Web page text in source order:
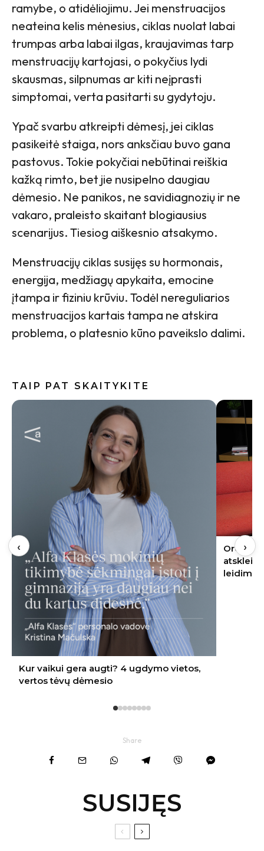
ramybe, o atidėliojimu. Jei menstruacijos
neateina kelis mėnesius, ciklas nuolat labai
trumpas arba labai ilgas, kraujavimas tarp
menstruacijų kartojasi, o pokyčius lydi
skausmas, silpnumas ar kiti neįprasti
simptomai, verta pasitarti su gydytoju.
Ypač svarbu atkreipti dėmesį, jei ciklas
pasikeitė staiga, nors anksčiau buvo gana
pastovus. Tokie pokyčiai nebūtinai reiškia
kažką rimto, bet jie nusipelno daugiau
dėmesio. Ne panikos, ne savidiagnozių ir ne
vakaro, praleisto skaitant blogiausius
scenarijus. Tiesiog aiškesnio atsakymo.
Menstruacijų ciklas susijęs su hormonais,
energija, medžiagų apykaita, emocine
įtampa ir fiziniu krūviu. Todėl nereguliarios
menstruacijos kartais tampa ne atskira
problema, o platesnio kūno paveikslo dalimi.
TAIP PAT SKAITYKITE
Oro kondicionierius bute: ekspertas
atskleidė, kur jį įrengti – nereikės nei
leidimo, nei kaimynų sutikimo
‹ ›
Share
SUSIJĘS